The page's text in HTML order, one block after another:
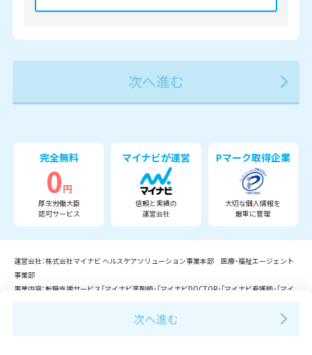
2027年 2028年 2029年 3月
完全無料
0円
厚生労働大臣
認可サービス
マイナビが運営
信頼と実績の
運営会社
Pマーク取得企業
大切な個人情報を
厳重に管理
運営会社：株式会社マイナビ ヘルスケアソリューション事業本部 医療・福祉エージェント
事業部
事業内容：転職支援サービス「マイナビ薬剤師」「マイナビDOCTOR」「マイナビ看護師」「マイ